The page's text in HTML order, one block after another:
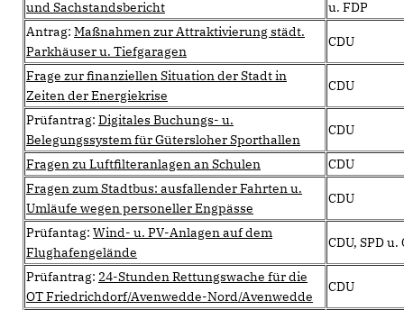
und Sachstandsbericht
u. FDP
Antrag: Maßnahmen zur Attraktivierung städt.
Parkhäuser u. Tiefgaragen
CDU
Frage zur finanziellen Situation der Stadt in
Zeiten der Energiekrise
CDU
Prüfantrag: Digitales Buchungs- u.
Belegungssystem für Gütersloher Sporthallen
CDU
Fragen zu Luftfilteranlagen an Schulen
CDU
Fragen zum Stadtbus: ausfallender Fahrten u.
Umläufe wegen personeller Engpässe
CDU
Prüfantag: Wind- u. PV-Anlagen auf dem
Flughafengelände
CDU, SPD
Prüfantrag: 24-Stunden Rettungswache für die
OT Friedrichdorf/Avenwedde-Nord/Avenwedde
CDU